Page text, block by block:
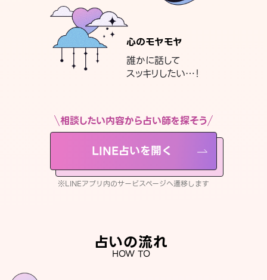
心のモヤモヤ
誰かに話して
スッキリしたい…！
相談したい内容から占い師を探そう
LINE占いを開く
※LINEアプリ内のサービスページへ遷移します
占いの流れ
HOW TO